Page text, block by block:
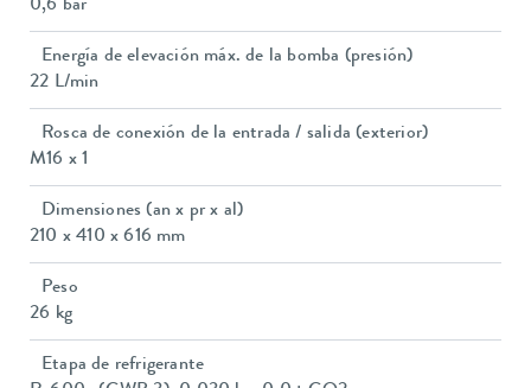
0,6 bar
Energía de elevación máx. de la bomba (presión)
22 L/min
Rosca de conexión de la entrada / salida (exterior)
M16 x 1
Dimensiones (an x pr x al)
210 x 410 x 616 mm
Peso
26 kg
Etapa de refrigerante